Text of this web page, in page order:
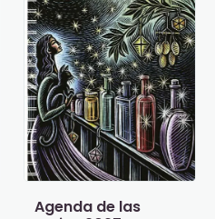
Agenda de las